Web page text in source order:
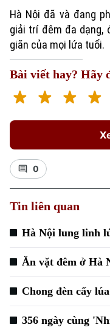
Hà Nội đã và đang
giải trí đêm đa dạng,
giãn của mọi lứa tuổi.
Bài viết hay? Hãy
0
Tin liên quan
Hà Nội lung linh
Ăn vặt đêm ở Hà
Chong đèn cấy
356 ngày cùng